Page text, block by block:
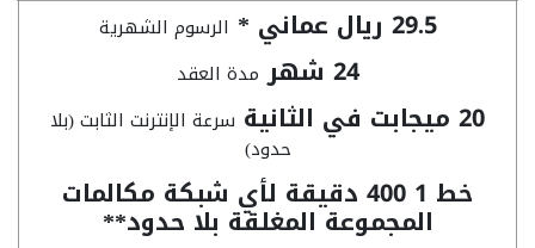
29.5 ريال عماني * الرسوم الشهرية
24 شهر مدة العقد
20 ميجابت في الثانية
سرعة الإنترنت الثابت (بلا
حدود)
خط 1 400 دقيقة لأي شبكة مكالمات
المجموعة المغلقة بلا حدود**